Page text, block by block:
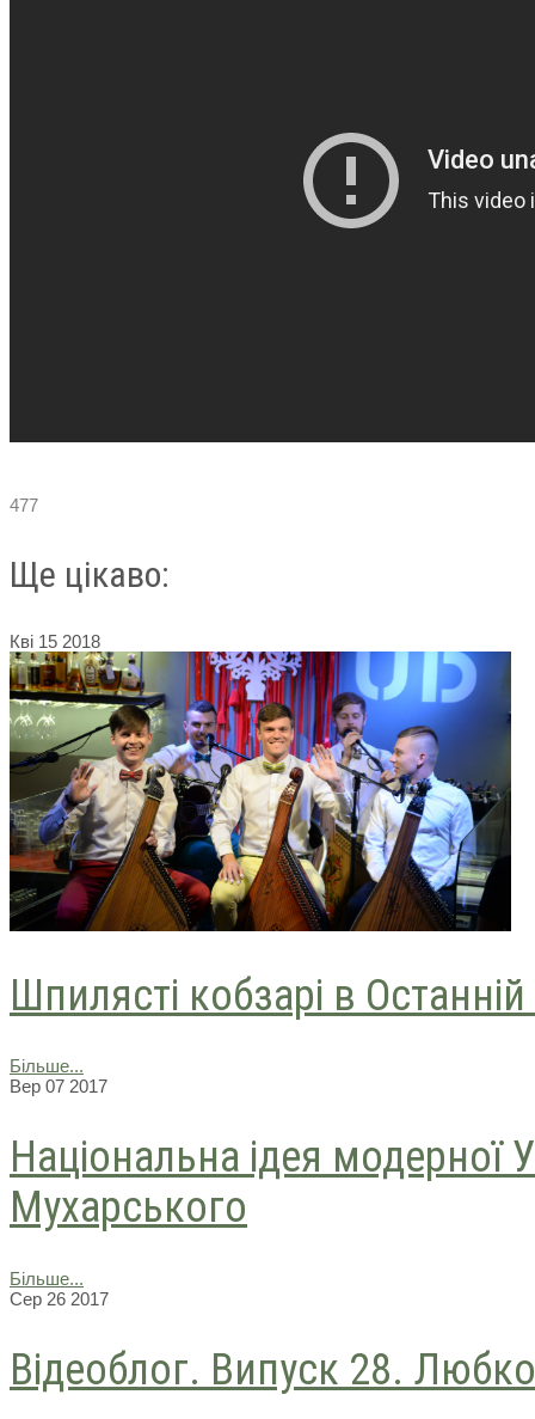
477
Ще цікаво:
Кві 15 2018
Шпилясті кобзарі в
Більше...
Вер 07 2017
Національна ідея модерної
Мухарського
Більше...
Сер 26 2017
Відеоблог. Випуск 28.